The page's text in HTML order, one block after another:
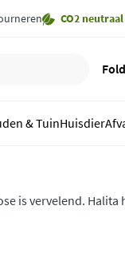
CO2 neutraal
& TuinHuisdier
is vervelend.